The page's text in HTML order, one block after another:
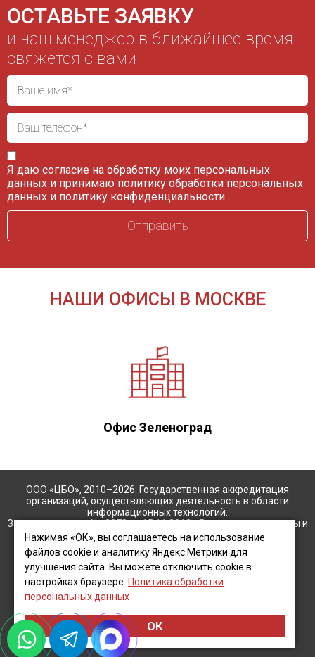
Нажимая «ОК», вы соглашаетесь на использование
файлов cookie и аналитику Яндекс.Метрики для
улучшения сайта. Вы можете отключить cookie в
настройках браузере. Политика обработки
персональных данных
ОК
ОСТАВЬТЕ ЗАЯВКУ
и наш менеджер в ближайшее время
свяжется с вами
Я даю согласие на обработку моих персональных
данных и принимаю политику обработки персональных
данных и политику конфиденциальности
НАШИ ОФИСЫ В МОСКВЕ
Офис Зеленоград
ООО «ЦБО», 2010–2026. Государственная аккредитация
организаций, осуществляющих деятельность в области
информационных технологий.
Запись в реестре No.2278 от 15.11.2012г. Все права защищены и
охраняются законом. Использование материалов сайта
разрешено только с письменного разрешения.
Инн 5047133439 КПП 504701001 ООО "Центр Бухгалтерского
Обслуживания"
Карта сайта Автор